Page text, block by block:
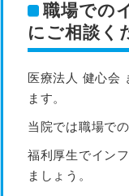
職場での
にご相談く
医療法人 健心会
ます。
当院では職場で
福利厚生でイン
ましょう。